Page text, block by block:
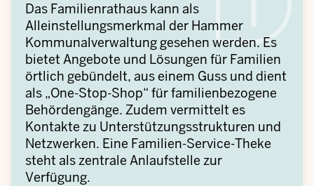
Das Familienrathaus kann als
Alleinstellungsmerkmal der Hammer
Kommunalverwaltung gesehen werden. Es
bietet Angebote und Lösungen für Familien
örtlich gebündelt, aus einem Guss und dient
als „One-Stop-Shop“ für familienbezogene
Behördengänge. Zudem vermittelt es
Kontakte zu Unterstützungsstrukturen und
Netzwerken. Eine Familien-Service-Theke
steht als zentrale Anlaufstelle zur
Verfügung.